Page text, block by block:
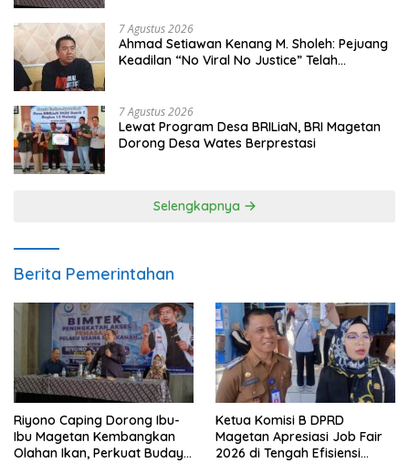
7 Agustus 2026
Ahmad Setiawan Kenang M. Sholeh: Pejuang
Keadilan “No Viral No Justice” Telah
7 Agustus 2026
Lewat Program Desa BRILiaN, BRI Magetan
Dorong Desa Wates Berprestasi
Selengkapnya
Berita Pemerintahan
Riyono Caping Dorong Ibu-
Ibu Magetan Kembangkan
Olahan Ikan, Perkuat Budaya
Ketua Komisi B DPRD
Magetan Apresiasi Job Fair
2026 di Tengah Efisiensi